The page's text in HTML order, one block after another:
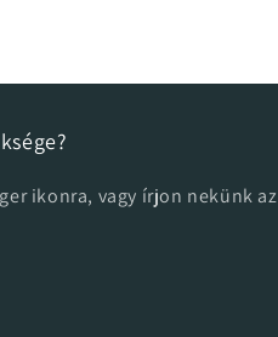
ikonra, vagy írjon nekünk az